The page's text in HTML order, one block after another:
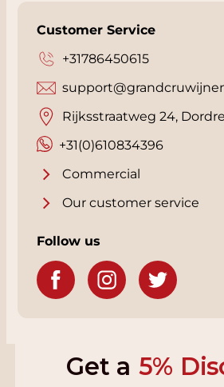
Customer Service
+31786450615
+31(0)610834396
Rijksstraatweg 24,
Commercial
Our customer service
Follow us
Grandcruwijnen
Get a 5%